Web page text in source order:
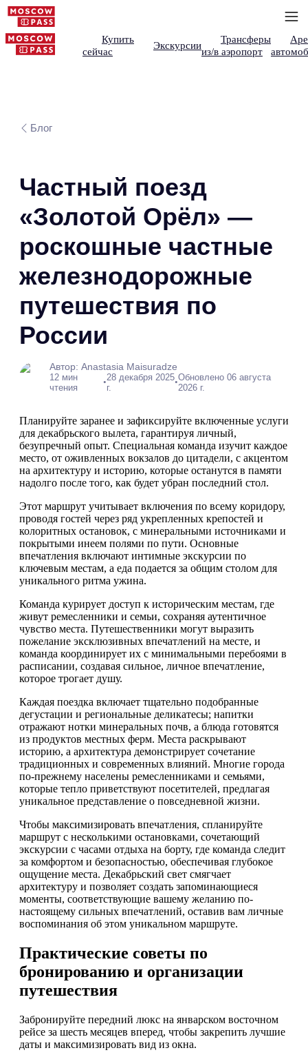
Купить
сейчас
Экскурсии
Трансферы
из/в аэропорт
Блог
Частный поезд
«Золотой Орёл» —
роскошные частные
железнодорожные
путешествия по
России
Автор: Anastasia Maisuradze
12 мин
чтения
•28 декабря 2025
г.
•Обновлено 06 августа
2026 г.
Планируйте заранее и зафиксируйте включенные услуги
для декабрьского вылета, гарантируя личный,
безупречный опыт. Специальная команда изучит каждое
место, от оживленных вокзалов до цитадели, с акцентом
на архитектуру и историю, которые останутся в памяти
надолго после того, как будет убран последний стол.
Этот маршрут учитывает включения по всему коридору,
проводя гостей через ряд укрепленных крепостей и
колоритных остановок, с минеральными источниками и
покрытыми инеем полями по пути. Основные
впечатления включают интимные экскурсии по
ключевым местам, а еда подается за общим столом для
уникального ритма ужина.
Команда курирует доступ к историческим местам, где
живут ремесленники и семьи, сохраняя аутентичное
чувство места. Путешественники могут выразить
пожелание эксклюзивных впечатлений на месте, и
команда координирует их с минимальными перебоями в
расписании, создавая сильное, личное впечатление,
которое трогает душу.
Каждая поездка включает тщательно подобранные
дегустации и региональные деликатесы; напитки
отражают нотки минеральных почв, а блюда готовятся
из продуктов местных ферм. Места раскрывают
историю, а архитектура демонстрирует сочетание
традиционных и современных влияний. Многие города
по-прежнему населены ремесленниками и семьями,
которые тепло приветствуют посетителей, предлагая
уникальное представление о повседневной жизни.
Чтобы максимизировать впечатления, спланируйте
маршрут с несколькими остановками, сочетающий
экскурсии с часами отдыха на борту, где команда следит
за комфортом и безопасностью, обеспечивая глубокое
ощущение места. Декабрьский свет смягчает
архитектуру и позволяет создать запоминающиеся
моменты, соответствующие вашему желанию по-
настоящему сильных впечатлений, оставив вам личные
воспоминания об этом уникальном маршруте.
Практические советы по
бронированию и организации
путешествия
Забронируйте передний люкс на январском восточном
рейсе за шесть месяцев вперед, чтобы закрепить лучшие
даты и максимизировать вид из окна.